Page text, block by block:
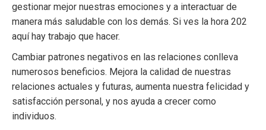
gestionar mejor nuestras emociones y a interactuar de
manera más saludable con los demás. Si ves la hora 202
aquí hay trabajo que hacer.
Cambiar patrones negativos en las relaciones conlleva
numerosos beneficios. Mejora la calidad de nuestras
relaciones actuales y futuras, aumenta nuestra felicidad y
satisfacción personal, y nos ayuda a crecer como
individuos.